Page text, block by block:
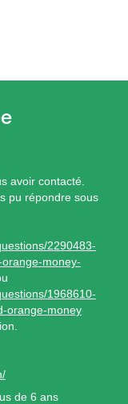
avoir contacté.
pu répondre sous
2290483-
money-
1968610-
orange-money
de 6 ans